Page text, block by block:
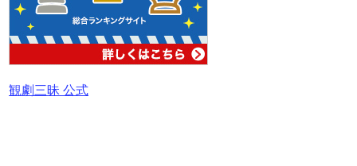
観劇三昧 公式